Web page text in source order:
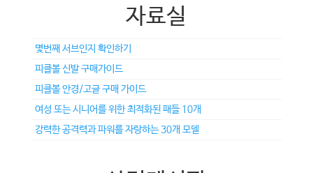
자료실
몇번째 서브인지 확인하기
피클볼 신발 구매가이드
피클볼 안경/고글 구매 가이드
여성 또는 시니어를 위한 최적화된 패들 10개
강력한 공격력과 파워를 자랑하는 30개 모델